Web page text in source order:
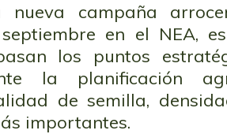
nueva campaña
en el NEA,
los puntos
la planificación
de semilla,
importantes.